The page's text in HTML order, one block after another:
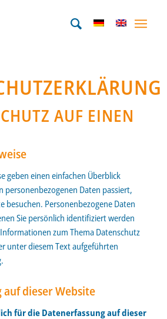
AUF EINEN
geben einen einfachen Überblick
personenbezogenen Daten passiert,
besuchen. Personenbezogene Daten
Sie persönlich identifiziert werden
zum Thema Datenschutz
unter diesem Text aufgeführten
dieser Website
für die Datenerfassung auf dieser